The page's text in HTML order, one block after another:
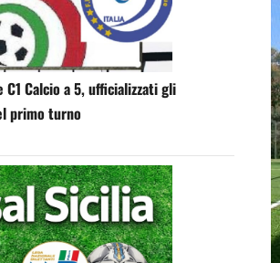
C1 Calcio a 5, ufficializzati gli
primo turno